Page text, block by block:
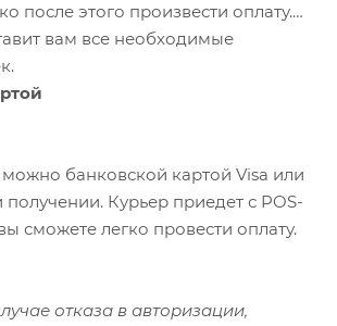
после этого произвести оплату.
вам все необходимые
можно банковской картой Visa или
Курьер приедет с POS-
сможете легко провести оплату.
отказа в авторизации,